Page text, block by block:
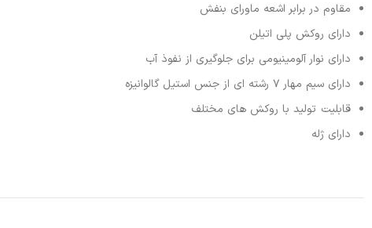
مقاوم در برابر اشعه ماورای بنفش
دارای روکش پلی اتیلن
دارای نوار آلومینیومی برای جلوگیری از نفوذ آب
دارای سیم مهار 7 رشته ای از جنس استیل گالوانیزه
قابلیت تولید با روکش های مختلف
دارای ژله